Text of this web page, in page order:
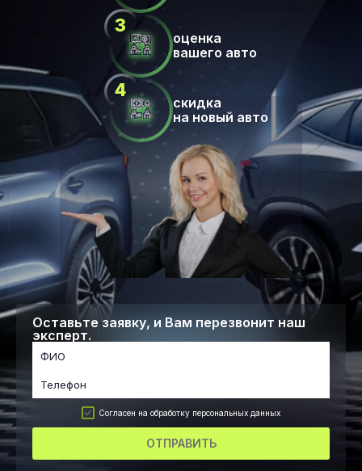
Оставьте заявку, и Вам перезвонит наш
эксперт.
Согласен на обработку персональных данных
ОТПРАВИТЬ
оценка
вашего авто
скидка
на новый авто